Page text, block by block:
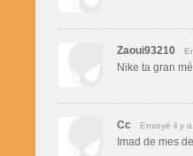
Zaoui93210
Nike ta gran
Cc Envoyé il y
Imad de mes